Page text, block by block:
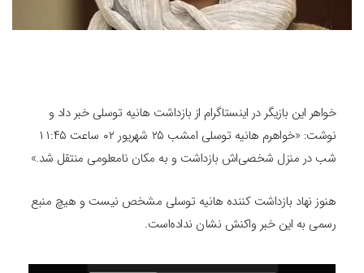
خواهر این بازیگر در اینستاگرام از بازداشت هانیه توسلی خبر داد و‌
نوشت: «خواهرم هانیه توسلی امشب ۲۵ شهریور ۰۲ ساعت ۱۱:۴۵
شب در منزل شخصی‌اش بازداشت و به مکان نامعلومی منتقل شد.»
هنوز نهاد بازداشت کننده هانیه توسلی مشخص نیست و هیچ منبع
رسمی به این خبر واکنش نشان نداده‌است.